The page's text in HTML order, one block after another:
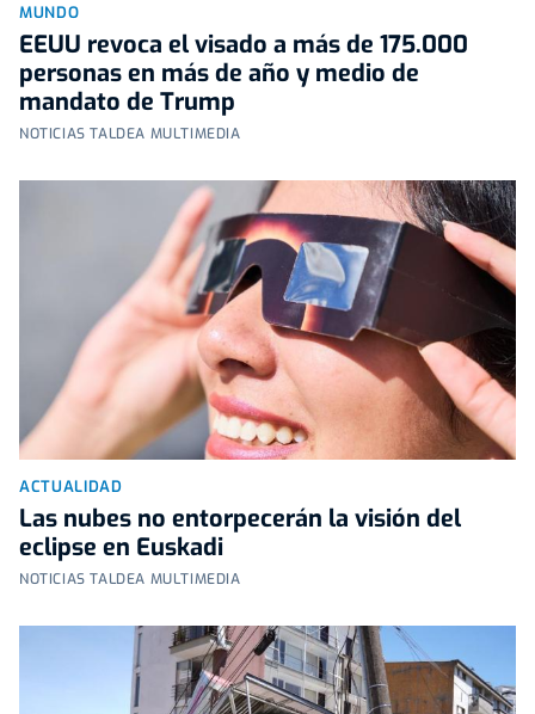
MUNDO
EEUU revoca el visado a más de 175.000
personas en más de año y medio de
mandato de Trump
NOTICIAS TALDEA MULTIMEDIA
ACTUALIDAD
Las nubes no entorpecerán la visión del
eclipse en Euskadi
NOTICIAS TALDEA MULTIMEDIA